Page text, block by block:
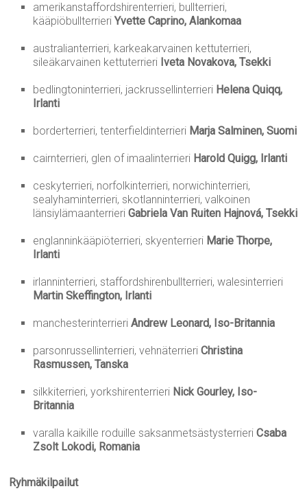
amerikanstaffordshirenterrieri, bullterrieri,
kääpiöbullterrieriYvette Caprino, Alankomaa
australianterrieri, karkeakarvainen kettuterrieri,
sileäkarvainen kettuterrieri Iveta Novakova, Tsekki
bedlingtoninterrieri, jackrussellinterrieri Helena Quiqq,
Irlanti
borderterrieri, tenterfieldinterrieri Marja Salminen, Suomi
cairnterrieri, glen of imaalinterrieri Harold Quigg, Irlanti
ceskyterrieri, norfolkinterrieri, norwichinterrieri,
sealyhaminterrieri, skotlanninterrieri, valkoinen
länsiylämaanterrieriGabriela Van Ruiten Hajnová, Tsekki
englanninkääpiöterrieri, skyenterrieri Marie Thorpe,
Irlanti
irlanninterrieri, staffordshirenbullterrieri, walesinterrieri
Martin Skeffington, Irlanti
manchesterinterrieriAndrew Leonard, Iso-Britannia
parsonrussellinterrieri, vehnäterrieriChristina
Rasmussen, Tanska
silkkiterrieri, yorkshirenterrieri Nick Gourley, Iso-
Britannia
varalla kaikille roduille saksanmetsästysterrieriCsaba
Zsolt Lokodi, Romania
Ryhmäkilpailut